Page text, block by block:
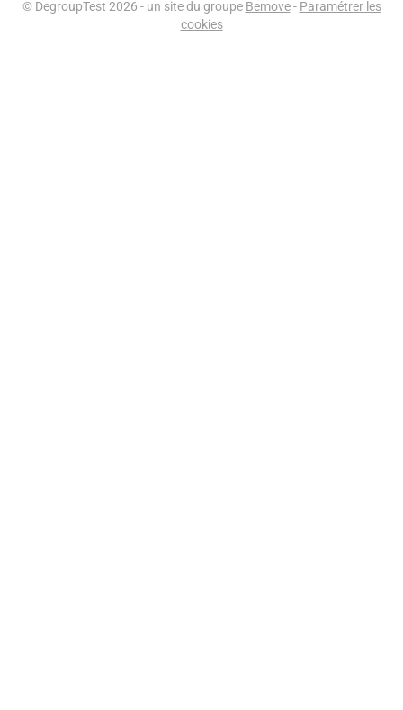
© DegroupTest 2026 - un site du groupe Bemove - Paramétrer les
cookies